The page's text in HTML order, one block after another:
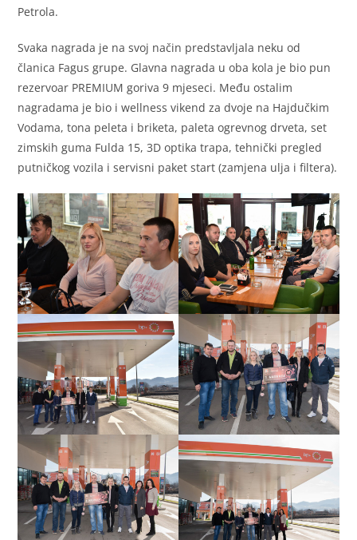
Petrola.
Svaka nagrada je na svoj način predstavljala neku od
članica Fagus grupe. Glavna nagrada u oba kola je bio pun
rezervoar PREMIUM goriva 9 mjeseci. Među ostalim
nagradama je bio i wellness vikend za dvoje na Hajdučkim
Vodama, tona peleta i briketa, paleta ogrevnog drveta, set
zimskih guma Fulda 15, 3D optika trapa, tehnički pregled
putničkog vozila i servisni paket start (zamjena ulja i filtera).